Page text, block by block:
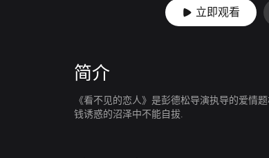
导演： 彭德松
立即观看
简介
《看不见的恋人》是彭德松导演执导的爱情
钱诱惑的沼泽中不能自拔.